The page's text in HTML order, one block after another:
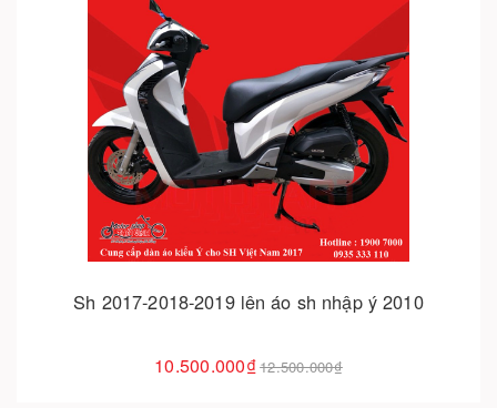
Sh 2017-2018-2019 lên áo sh nhập ý 2010
10.500.000₫12.500.000₫
Cho vào giỏ hàng